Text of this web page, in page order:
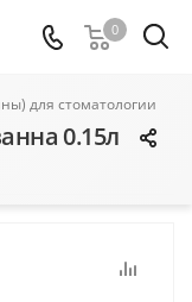
0
для стоматологии
0.15л